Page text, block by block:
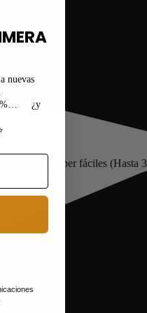
súper fáciles (Hasta
nuevas
%… ¿y